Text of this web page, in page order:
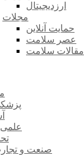
ارزدیجیتال
مجلات
حمایت آنلاین
عصر سلامت
مقالات سلامت
علمی
صنعت و